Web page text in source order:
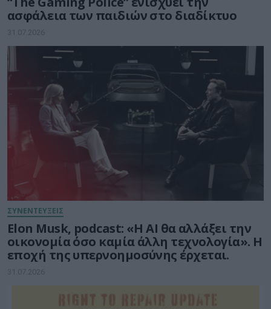
ασφάλεια των παιδιών στο διαδίκτυο
31.07.2026
ΣΥΝΕΝΤΕΥΞΕΙΣ
Elon Musk, podcast: «Η AI θα αλλάξει την
οικονομία όσο καμία άλλη τεχνολογία». Η
εποχή της υπερνοημοσύνης έρχεται.
31.07.2026